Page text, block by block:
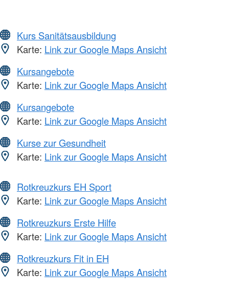
Kurs Sanitätsausbildung
Karte: Link zur Google Maps Ansicht
Kursangebote
Karte: Link zur Google Maps Ansicht
Kursangebote
Karte: Link zur Google Maps Ansicht
Kurse zur Gesundheit
Karte: Link zur Google Maps Ansicht
Rotkreuzkurs EH Sport
Karte: Link zur Google Maps Ansicht
Rotkreuzkurs Erste Hilfe
Karte: Link zur Google Maps Ansicht
Rotkreuzkurs Fit in EH
Karte: Link zur Google Maps Ansicht